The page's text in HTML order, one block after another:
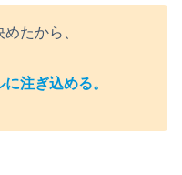
たから、
注ぎ込める。